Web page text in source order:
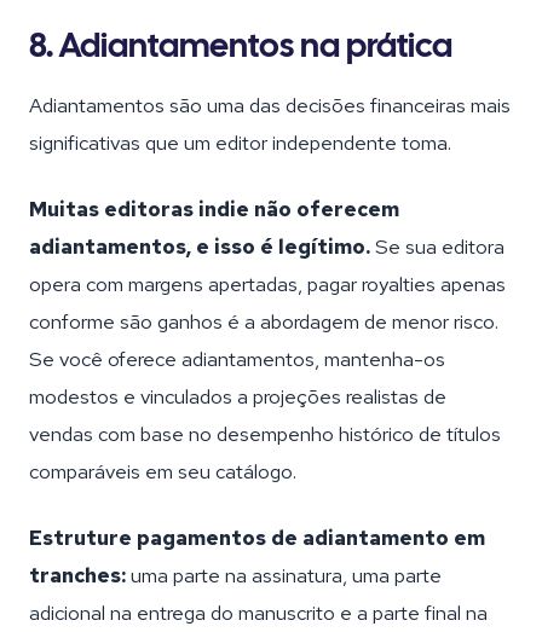
8. Adiantamentos na prática
Adiantamentos são uma das decisões financeiras mais
significativas que um editor independente toma.
Muitas editoras indie não oferecem
adiantamentos, e isso é legítimo.Se sua editora
opera com margens apertadas, pagar royalties apenas
conforme são ganhos é a abordagem de menor risco.
Se você oferece adiantamentos, mantenha-os
modestos e vinculados a projeções realistas de
vendas com base no desempenho histórico de títulos
comparáveis em seu catálogo.
Estruture pagamentos de adiantamento em
tranches:uma parte na assinatura, uma parte
adicional na entrega do manuscrito e a parte final na